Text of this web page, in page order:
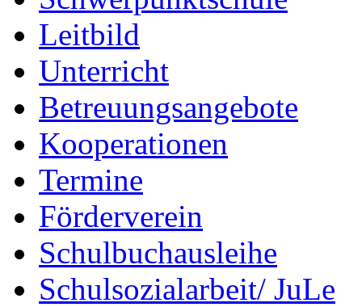
Leitbild
Unterricht
Betreuungsangebote
Kooperationen
Termine
Förderverein
Schulbuchausleihe
Schulsozialarbeit/ JuLe